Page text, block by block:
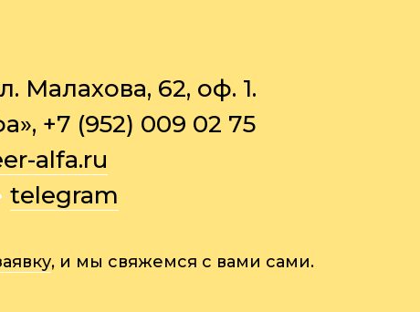
Малахова, 62, оф. 1.
+7 (952) 009 02 75
alfa.ru
telegram
, и мы свяжемся с вами сами.